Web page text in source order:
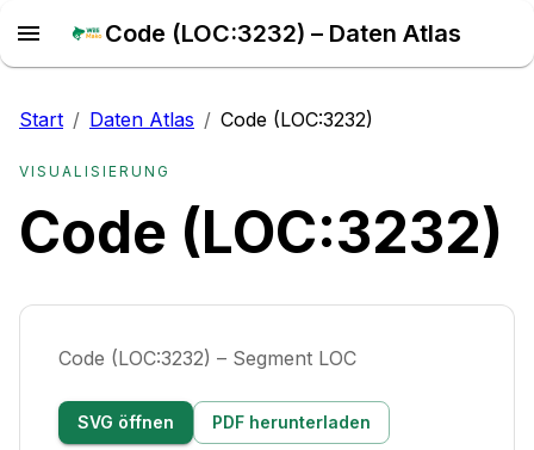
Code (LOC:3232) – Daten Atlas
Start / Daten Atlas / Code (LOC:3232)
VISUALISIERUNG
Code (LOC:3232)
Code (LOC:3232) – Segment LOC
SVG öffnen PDF herunterladen